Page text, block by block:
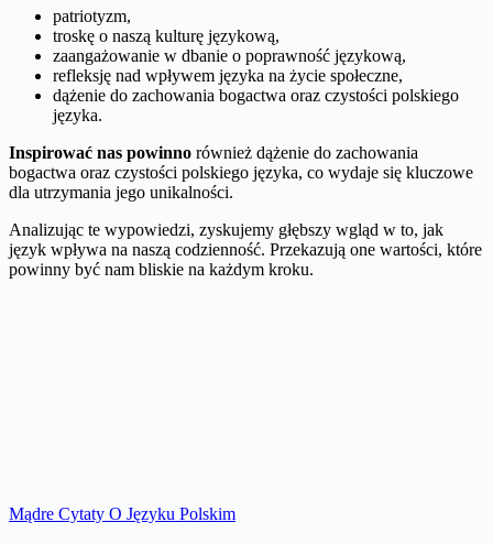
patriotyzm,
troskę o naszą kulturę językową,
zaangażowanie w dbanie o poprawność językową,
refleksję nad wpływem języka na życie społeczne,
dążenie do zachowania bogactwa oraz czystości polskiego
języka.
Inspirować nas powinno również dążenie do zachowania
bogactwa oraz czystości polskiego języka, co wydaje się kluczowe
dla utrzymania jego unikalności.
Analizując te wypowiedzi, zyskujemy głębszy wgląd w to, jak
język wpływa na naszą codzienność. Przekazują one wartości, które
powinny być nam bliskie na każdym kroku.
Mądre Cytaty O Języku Polskim